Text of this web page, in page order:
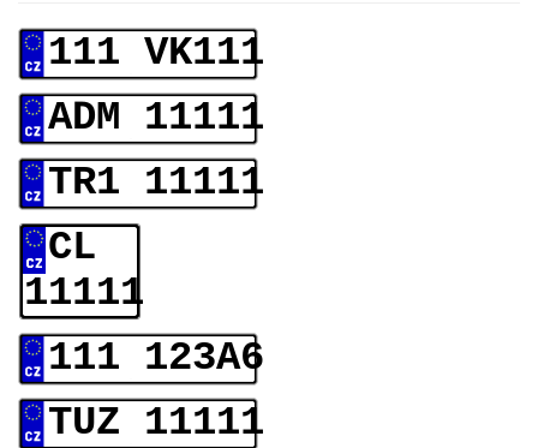
111 VK111
ADM 11111
TR1 11111
CL
11111
111 123A6
TUZ 11111